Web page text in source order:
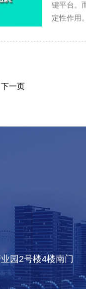
键平台。
定性作用。
下一页
园2号楼4楼南门